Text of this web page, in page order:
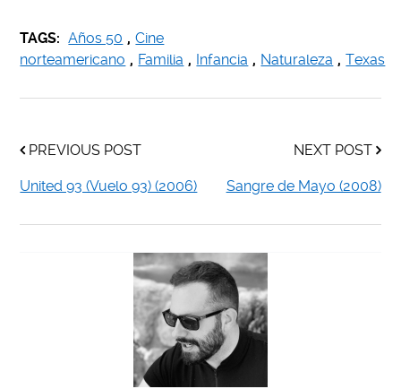
TAGS: Años 50 , Cine
norteamericano , Familia , Infancia , Naturaleza , Texas
PREVIOUS POST
United 93 (Vuelo 93) (2006)
NEXT POST
Sangre de Mayo (2008)